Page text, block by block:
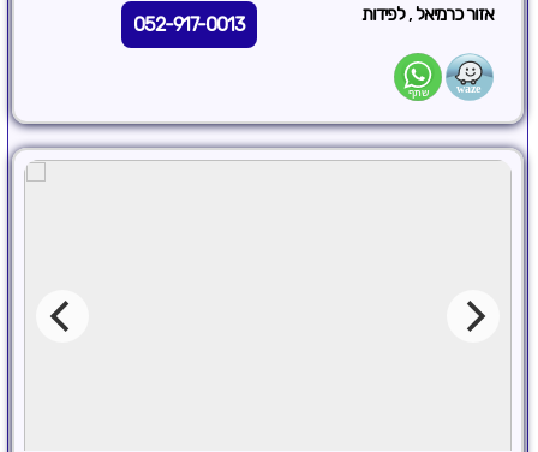
אזור כרמיאל ,לפידות 052-917-0013